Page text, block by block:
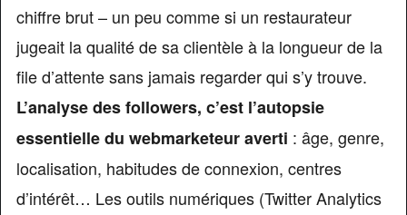
chiffre brut – un peu comme si un restaurateur
jugeait la qualité de sa clientèle à la longueur de la
file d’attente sans jamais regarder qui s’y trouve.
L’analyse des followers, c’est l’autopsie
essentielle du webmarketeur averti : âge, genre,
localisation, habitudes de connexion, centres
d’intérêt… Les outils numériques (Twitter Analytics